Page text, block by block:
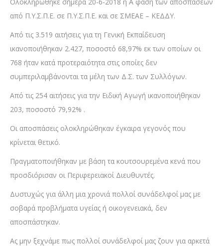
από Π.Υ.Σ.Π.Ε. σε Π.Υ.Σ.Π.Ε. και σε ΣΜΕΑΕ – ΚΕΔΔΥ.
Από τις 3.519 αιτήσεις για τη Γενική Εκπαίδευση
ικανοποιήθηκαν 2.427, ποσοστό 68,97% εκ των οποίων οι
768 ήταν κατά προτεραιότητα στις οποίες δεν
συμπεριλαμβάνονται τα μέλη των Δ.Σ. των Συλλόγων.
Από τις 254 αιτήσεις για την Ειδική Αγωγή ικανοποιήθηκαν
203, ποσοστό 79,92% .
Οι αποσπάσεις ολοκληρώθηκαν έγκαιρα γεγονός που
κρίνεται θετικό.
Πραγματοποιήθηκαν με βάση τα κουτσουρεμένα κενά που
προσδιόρισαν οι Περιφερειακοί Διευθυντές.
Δυστυχώς για άλλη μια χρονιά πολλοί συνάδελφοί μας με
σοβαρά προβλήματα υγείας ή οικογενειακά, δεν
αποσπάστηκαν.
Ας μην ξεχνάμε πως πολλοί συνάδελφοί μας ζουν για αρκετά